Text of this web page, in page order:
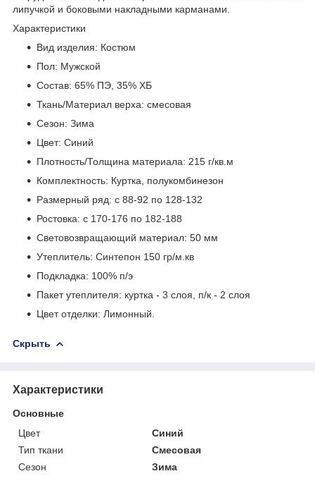
липучкой и боковыми накладными карманами.
Характеристики
Вид изделия: Костюм
Пол: Мужской
Состав: 65% ПЭ, 35% ХБ
Ткань/Материал верха: смесовая
Сезон: Зима
Цвет: Синий
Плотность/Толщина материала: 215 г/кв.м
Комплектность: Куртка, полукомбинезон
Размерный ряд: с 88-92 по 128-132
Ростовка: с 170-176 по 182-188
Световозвращающий материал: 50 мм
Утеплитель: Синтепон 150 гр/м.кв
Подкладка: 100% п/э
Пакет утеплителя: куртка - 3 слоя, п/к - 2 слоя
Цвет отделки: Лимонный.
Скрыть
Характеристики
Основные
Цвет
Синий
Тип ткани
Смесовая
Сезон
Зима